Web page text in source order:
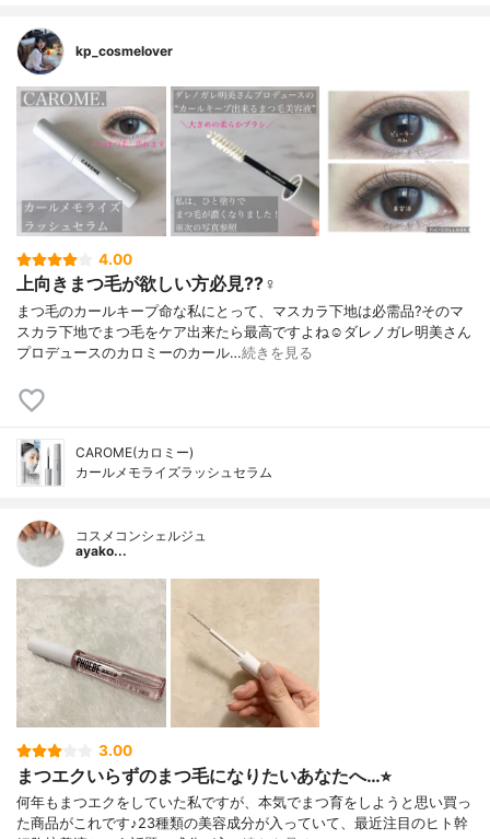
kp_cosmelover
4.00
上向きまつ毛が欲しい方必見??‍♀️
まつ毛のカールキープ命な私にとって、マスカラ下地は必需品?そのマ
スカラ下地でまつ毛をケア出来たら最高ですよね☺️ダレノガレ明美さん
プロデュースのカロミーのカール…続きを見る
CAROME(カロミー)
カールメモライズラッシュセラム
コスメコンシェルジュ
ayako...
3.00
まつエクいらずのまつ毛になりたいあなたへ…⭐︎
何年もまつエクをしていた私ですが、本気でまつ育をしようと思い買っ
た商品がこれです♪23種類の美容成分が入っていて、最近注目のヒト幹